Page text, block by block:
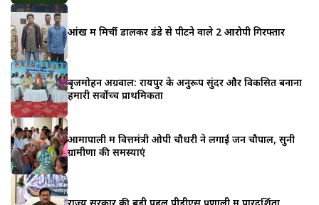
आंख में मिर्ची डालकर डंडे से पीटने वाले 2 आरोपी गिरफ्तार
बृजमोहन अग्रवाल: रायपुर के अनुरूप सुंदर और विकसित बनाना
हमारी सर्वोच्च प्राथमिकता
आमापाली में वित्तमंत्री ओपी चौधरी ने लगाई जन चौपाल, सुनी
ग्रामीणों की समस्याएं